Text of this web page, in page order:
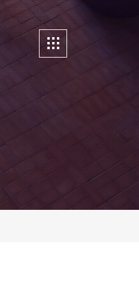
更多資訊
More
資訊公告
活動照片
Event Photos
清大校園地圖
NTHU Map
科管院
CTM